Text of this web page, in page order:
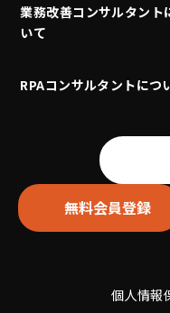
業務改善コンサルタント
いて
RPAコンサルタントにつ
無料会員登録
個人情報